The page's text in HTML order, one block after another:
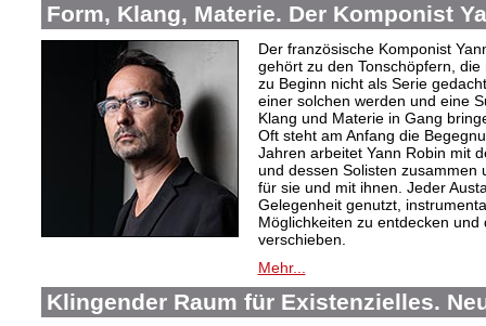
Form, Klang, Materie. Der Komponist
Der französische Komponist
gehört zu den Tonschöpfern,
zu Beginn nicht als Serie
einer solchen werden und eine
Klang und Materie in Gang
Oft steht am Anfang die
Jahren arbeitet Yann Robin mit
und dessen Solisten zusammen
für sie und mit ihnen. Jeder
Gelegenheit genutzt,
Möglichkeiten zu entdecken
verschieben.
Mehr...
Klingender Raum für Existenzielles.